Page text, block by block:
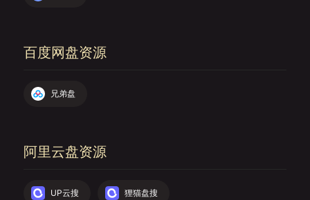
百度网盘资源
兄弟盘
阿里云盘资源
UP云搜 狸猫盘搜